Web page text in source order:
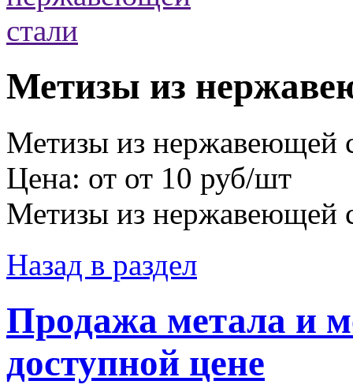
Метизы из
Метизы из нержавеющей
Цена: от от 10 руб/шт
Метизы из нержавеющей
Назад в раздел
Продажа метала и
доступной цене